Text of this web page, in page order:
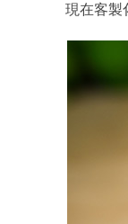
現在客製